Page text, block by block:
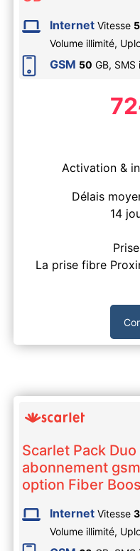
Internet Vitesse
Volume illimité,
GSM 50 GB, SMS
72
Activation &
Délais
14
La prise fibre
Scarlet Pack
abonnement
option Fiber
Internet Vitesse
Volume illimité,